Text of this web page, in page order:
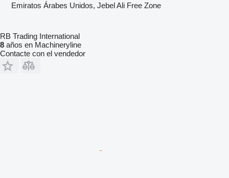
Emiratos Árabes Unidos, Jebel Ali Free Zone
RB Trading International
8 años en Machineryline
Contacte con el vendedor